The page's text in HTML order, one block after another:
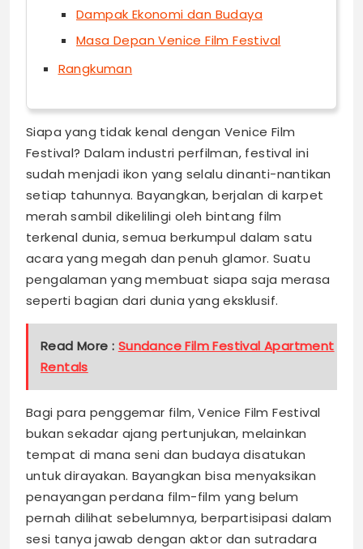
Dampak Ekonomi dan Budaya
Masa Depan Venice Film Festival
Rangkuman
Siapa yang tidak kenal dengan Venice Film
Festival? Dalam industri perfilman, festival ini
sudah menjadi ikon yang selalu dinanti-nantikan
setiap tahunnya. Bayangkan, berjalan di karpet
merah sambil dikelilingi oleh bintang film
terkenal dunia, semua berkumpul dalam satu
acara yang megah dan penuh glamor. Suatu
pengalaman yang membuat siapa saja merasa
seperti bagian dari dunia yang eksklusif.
Read More : Sundance Film Festival Apartment
Rentals
Bagi para penggemar film, Venice Film Festival
bukan sekadar ajang pertunjukan, melainkan
tempat di mana seni dan budaya disatukan
untuk dirayakan. Bayangkan bisa menyaksikan
penayangan perdana film-film yang belum
pernah dilihat sebelumnya, berpartisipasi dalam
sesi tanya jawab dengan aktor dan sutradara